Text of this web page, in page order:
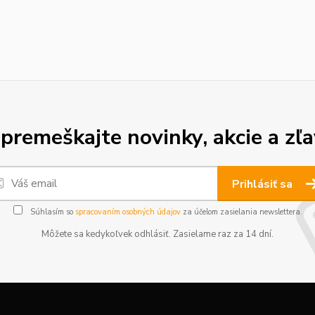
novinky, akcie a
Prihlásiť sa
Súhlasím so spracovaním osobných údajovza účelom zasielania newslettera.
Môžete sa kedykoľvek odhlásiť. Zasielame raz za 14 dní.